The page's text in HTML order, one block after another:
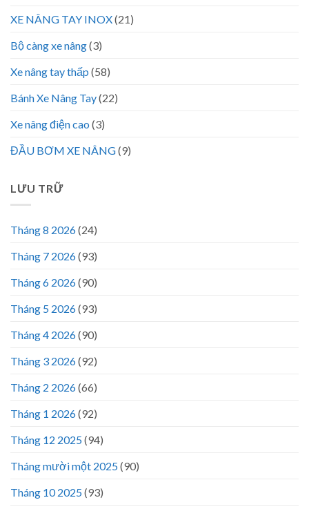
XE NÂNG TAY INOX(21)
Bộ càng xe nâng(3)
Xe nâng tay thấp (58)
Bánh Xe Nâng Tay(22)
Xe nâng điện cao (3)
ĐẦU BƠM XE NÂNG(9)
LƯU TRỮ
Tháng 8 2026(24)
Tháng 7 2026(93)
Tháng 6 2026(90)
Tháng 5 2026(93)
Tháng 4 2026(90)
Tháng 3 2026(92)
Tháng 2 2026(66)
Tháng 1 2026(92)
Tháng 12 2025(94)
Tháng mười một 2025(90)
Tháng 10 2025(93)